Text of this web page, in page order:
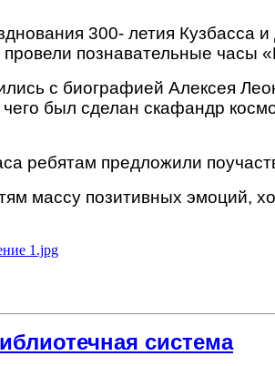
300- летия Кузбасса
познавательные часы
с биографией Алексея
чего был сделан скафандр
ребятам предложили
массу позитивных эмоций,
система